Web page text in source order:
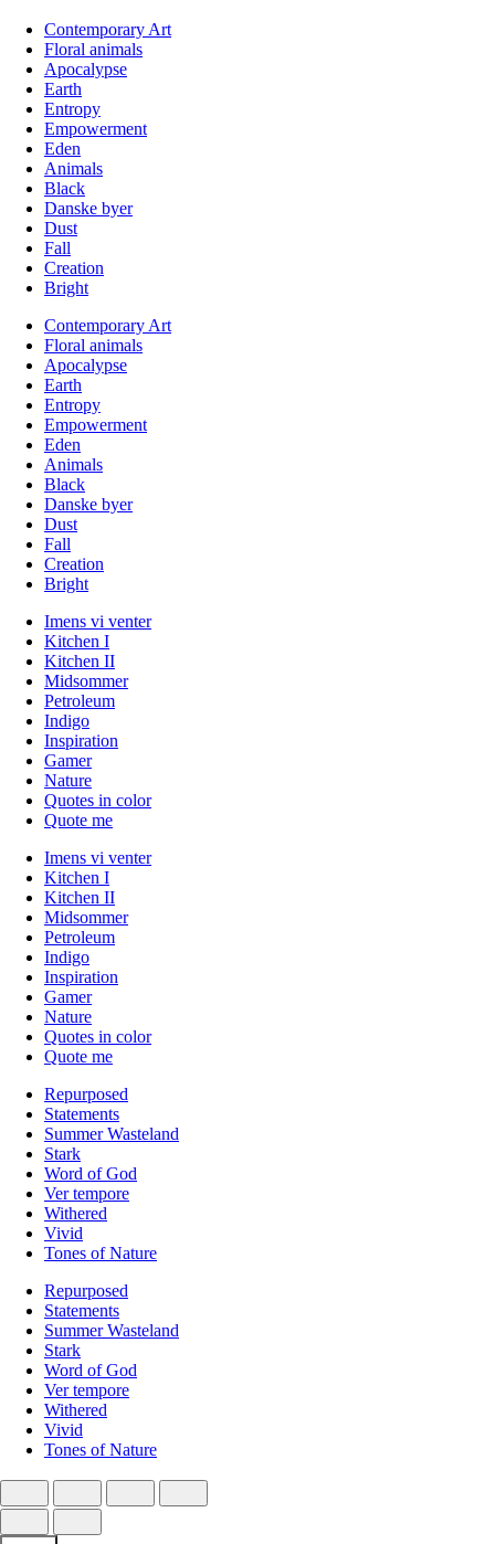
Contemporary Art
Floral animals
Apocalypse
Earth
Entropy
Empowerment
Eden
Animals
Black
Danske byer
Dust
Fall
Creation
Bright
Contemporary Art
Floral animals
Apocalypse
Earth
Entropy
Empowerment
Eden
Animals
Black
Danske byer
Dust
Fall
Creation
Bright
Imens vi venter
Kitchen I
Kitchen II
Midsommer
Petroleum
Indigo
Inspiration
Gamer
Nature
Quotes in color
Quote me
Imens vi venter
Kitchen I
Kitchen II
Midsommer
Petroleum
Indigo
Inspiration
Gamer
Nature
Quotes in color
Quote me
Repurposed
Statements
Summer Wasteland
Stark
Word of God
Ver tempore
Withered
Vivid
Tones of Nature
Repurposed
Statements
Summer Wasteland
Stark
Word of God
Ver tempore
Withered
Vivid
Tones of Nature